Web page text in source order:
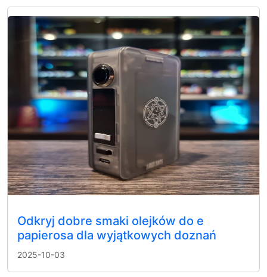
Odkryj dobre smaki olejków do e
papierosa dla wyjątkowych doznań
2025-10-03